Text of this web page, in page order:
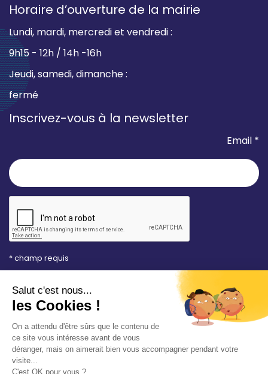
Horaire d’ouverture de la mairie
Lundi, mardi, mercredi et vendredi :
9h15 - 12h / 14h -16h
Jeudi, samedi, dimanche :
fermé
Inscrivez-vous à la newsletter
Email *
* champ requis
vous envoyer les lettres d'information de la Mairie de
Saint-Aubin-sur-Mer. Vous pouvez à tout moment
utiliser le lien de désabonnement intégré dans la
newsletter. Consultez notre
confidentialitépour en savoir plus.